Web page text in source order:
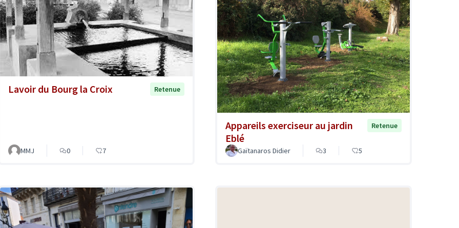
Lavoir du Bourg la Croix Retenue
MMJ 0 7
Appareils exerciseur au jardin
Eblé
Retenue
Gaïtanaros Didier 3 5